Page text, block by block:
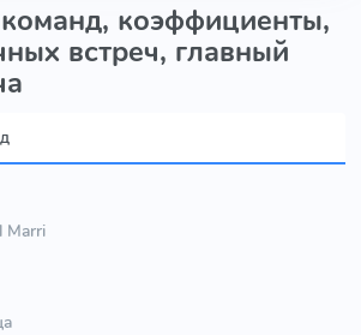
команд, коэффициенты,
встреч, главный
Marri